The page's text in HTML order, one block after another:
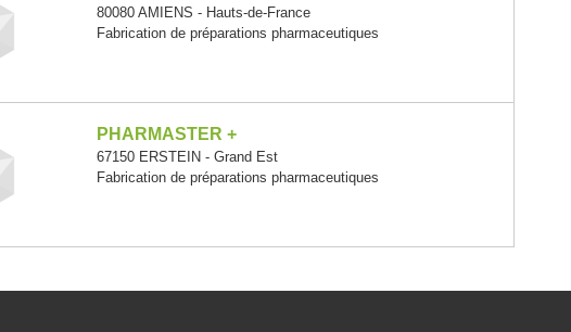
80080 AMIENS - Hauts-de-France
Fabrication de préparations pharmaceutiques
PHARMASTER +
67150 ERSTEIN - Grand Est
Fabrication de préparations pharmaceutiques